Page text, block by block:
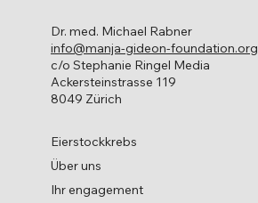
Eierstockkrebs
Über uns
Ihr engagement
Dr. med. Michael Rabner
info@manja-gideon-foundation.org
c/o Stephanie Ringel Media
Ackersteinstrasse 119
8049 Zürich